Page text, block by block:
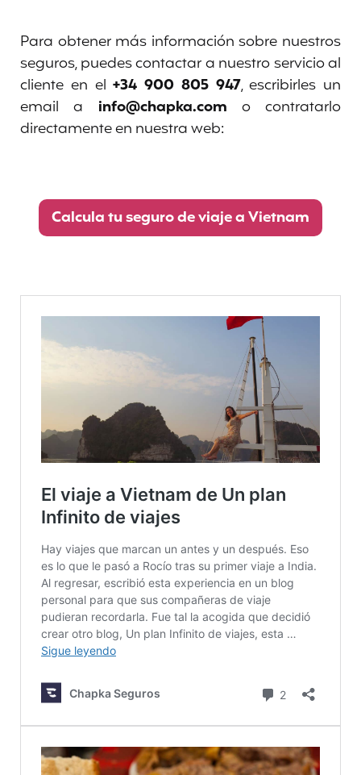
Para obtener más información sobre nuestros
seguros, puedes contactar a nuestro servicio al
cliente en el+34 900 805 947, escribirles un
email a info@chapka.com o contratarlo
directamente en nuestra web:
Calcula tu seguro de viaje a Vietnam